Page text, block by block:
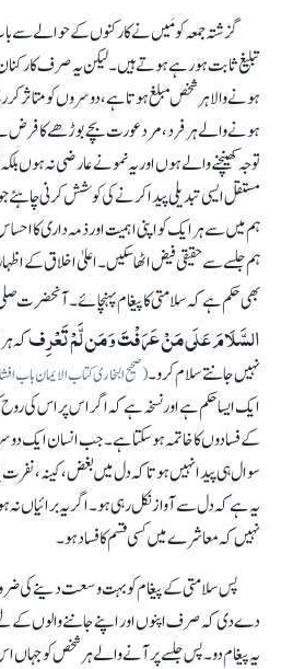
گزشتہ جمعہ کو مَیں نے کارکنوں کے حوالے
تبلیغ ثابت ہو رہے ہوتے ہیں۔ لیکن یہ صرف
ہونے والا ہر شخص مبلغ ہوتا ہے، دوسروں کو متاثر
ہونے والے ہر فرد، مرد عورت بچے بوڑھے کا فرض
توجہ کھینچنے والے ہوں اور یہ نمونے عارضی نہ ہوں
مستقل ایسی تبدیلی پیدا کرنے کی کوشش کرنی چاہئے
ہم میں سے ہر ایک کو اپنی اہمیت اور ذمہ داری کا
ہم جلسے سے حقیقی فیض اٹھا سکیں۔ اعلیٰ اخلاق کے
بھی حکم ہے کہ سلامتی کا پیغام پہنچائے۔ آنحضرت صلی
السَّلَامَ عَلَی مَنْ عَرَفْتَ وَ مَن لَّمْ تَعْرِفکہ
نہیں جانتے سلام کرو۔(صحیح البخاری کتاب الایمان باب
ایک ایسا حکم ہے اور نسخہ ہے کہ اگر اس پر اس کی روح
کے فسادوں کا خاتمہ ہو سکتا ہے۔ جب انسان ایک
سوال ہی پیدا نہیں ہوتا کہ دل میں بغض، کینہ،
یہ ہے کہ دل سے آواز نکل رہی ہو۔ اگر یہ برائیاں
نہیں کہ معاشرے میں کسی قسم کا فساد ہو۔
پس سلامتی کے پیغام کو بہت وسعت دینے
دے دی کہ صرف اپنوں اور اپنے جاننے والوں کے لئے
یہ پیغام دو۔ پس جلسے پر آنے والے ہر شخص کو جہاں